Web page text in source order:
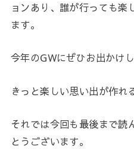
ョンあり、誰が行っても楽
ます。
今年のGWにぜひお出かけ
きっと楽しい思い出が作れ
それでは今回も最後まで読
とうございます。